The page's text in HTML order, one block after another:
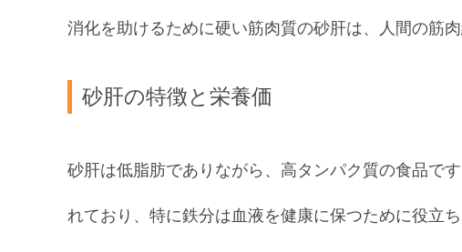
消化を助けるために硬い筋肉質の砂肝は、人間の筋
砂肝の特徴と栄養価
砂肝は低脂肪でありながら、高タンパク質の食品で
れており、特に鉄分は血液を健康に保つために役立ち